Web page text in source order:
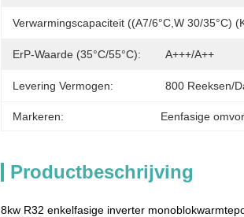
Verwarmingscapaciteit ((A7/6°C,W 30/35°C)
ErP-Waarde (35°C/55°C): A+++/A++
Levering Vermogen: 800 Reeksen/
Markeren: Eenfasige
Productbeschrijving
8kw R32 enkelfasige inverter